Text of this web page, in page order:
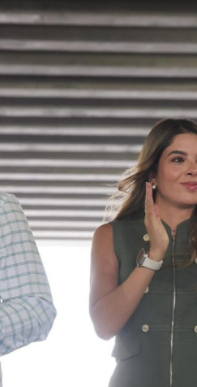
” desarrollado con el objetivo
procesales que permitan el
hechos.
Este arresto reactiva el
Rivero, quien ocupó la
2011
y presentó su renuncia al
la crisis institucional originada
normalistas. Desde el inicio de
investigación, el exmandatario
estar implicado en el caso que
El periodismo se